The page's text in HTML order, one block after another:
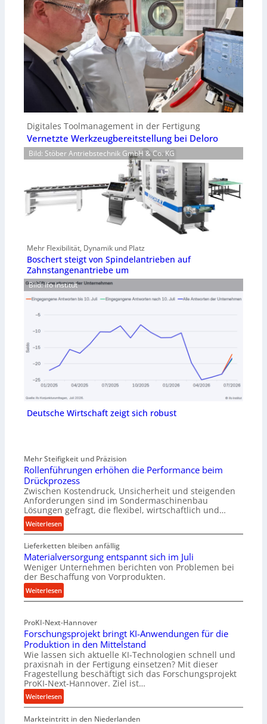
Digitales Toolmanagement in der Fertigung
Vernetzte Werkzeugbereitstellung bei Deloro
Bild: Stöber Antriebstechnik GmbH & Co. KG
Mehr Flexibilität, Dynamik und Platz
Boschert steigt von Spindelantrieben auf
Zahnstangenantriebe um
Bild: Ifo Institut
Deutsche Wirtschaft zeigt sich robust
Mehr Steifigkeit und Präzision
Rollenführungen erhöhen die Performance beim
Drückprozess
Zwischen Kostendruck, Unsicherheit und steigenden
Anforderungen sind im Sondermaschinenbau
Lösungen gefragt, die flexibel, wirtschaftlich und…
Weiterlesen:
R
o
l
l
e
n
f
h
r
u
n
g
e
n
e
r
Lieferketten bleiben anfällig
Materialversorgung entspannt sich im Juli
Weniger Unternehmen berichten von Problemen bei
der Beschaffung von Vorprodukten.
Weiterlesen:
M
t
e
r
i
a
l
v
e
r
ProKI-Next-Hannover
Forschungsprojekt bringt KI-Anwendungen für die
Produktion in den Mittelstand
Wie lassen sich aktuelle KI-Technologien schnell und
praxisnah in der Fertigung einsetzen? Mit dieser
Fragestellung beschäftigt sich das Forschungsprojekt
ProKI-Next-Hannover. Ziel ist…
Weiterlesen:
F
o
Markteintritt in den Niederlanden